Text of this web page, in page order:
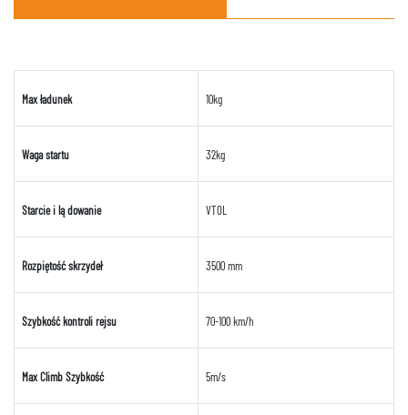
Max ładunek 10kg
Waga startu 32kg
Starcie i lądowanie VTOL
Rozpiętość skrzydeł 3500 mm
Szybkość kontroli rejsu 70-100 km/h
Max Climb Szybkość 5m/s